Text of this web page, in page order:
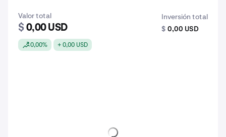
Valor total
$ 0,00 USD
0,00% + 0,00 USD
Inversión total
$ 0,00 USD